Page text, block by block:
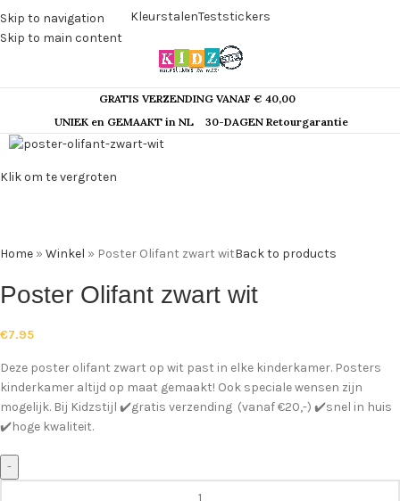
Skip to navigation
Skip to main content
KleurstalenTeststickers
GRATIS VERZENDING VANAF € 40,00
UNIEK en GEMAAKT in NL
30-DAGEN Retourgarantie
Klik om te vergroten
Home » Winkel » Poster Olifant zwart witBack to products
Poster Olifant zwart wit
€7.95
Deze poster olifant zwart op wit past in elke kinderkamer. Posters
kinderkamer altijd op maat gemaakt! Ook speciale wensen zijn
mogelijk. Bij Kidzstijl ✔️gratis verzending (vanaf €20,-) ✔️snel in huis
✔️hoge kwaliteit.